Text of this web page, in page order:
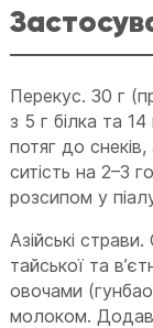
Перекус. 30 г
з 5 г білка та
потяг до
ситість на 2–3
розсипом у
Азійські
тайської та
овочами
молоком.